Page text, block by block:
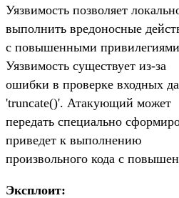
Уязвимость позволяет
выполнить вредоносные
с повышенными привилегиями
Уязвимость существует из-за
ошибки в проверке входных
'truncate()'. Атакующий может
передать специально
приведет к выполнению
произвольного кода с
Эксплоит: